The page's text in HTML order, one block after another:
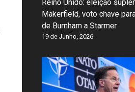
Reino Unido: eleição
Makerfield, voto chave
de Burnham a Starmer
19 de Junho, 2026